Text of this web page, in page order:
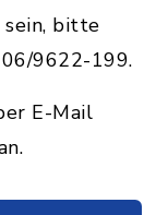
bitte
9622-199.
E-Mail